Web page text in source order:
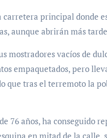
carretera principal donde
aunque abrirán más
mostradores vacíos de
empaquetados, pero
que tras el terremoto la
76 años, ha conseguido